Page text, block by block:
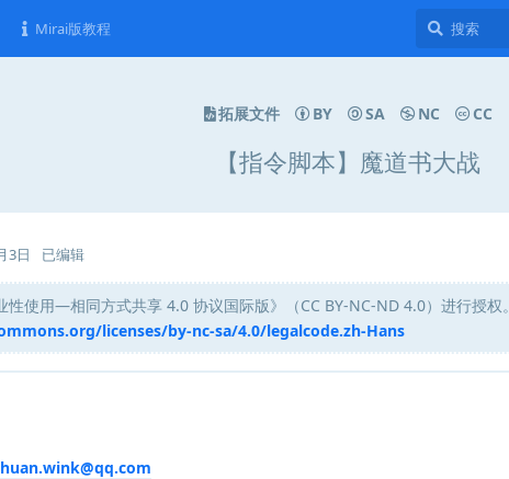
Mirai版教程
拓展文件 BY SA NC CC
【指令脚本】魔道书大战
3日 已编辑
使用—相同方式共享 4.0 协议国际版》（CC BY-NC-ND 4.0）进行授权。
licenses/by-nc-sa/4.0/legalcode.zh-Hans